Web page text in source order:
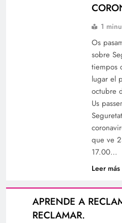
1
Os
sobre
tiempos
lugar el
octubre
Us
que ve
17.00…
Leer más
APRENDE A
RECLAMAR.